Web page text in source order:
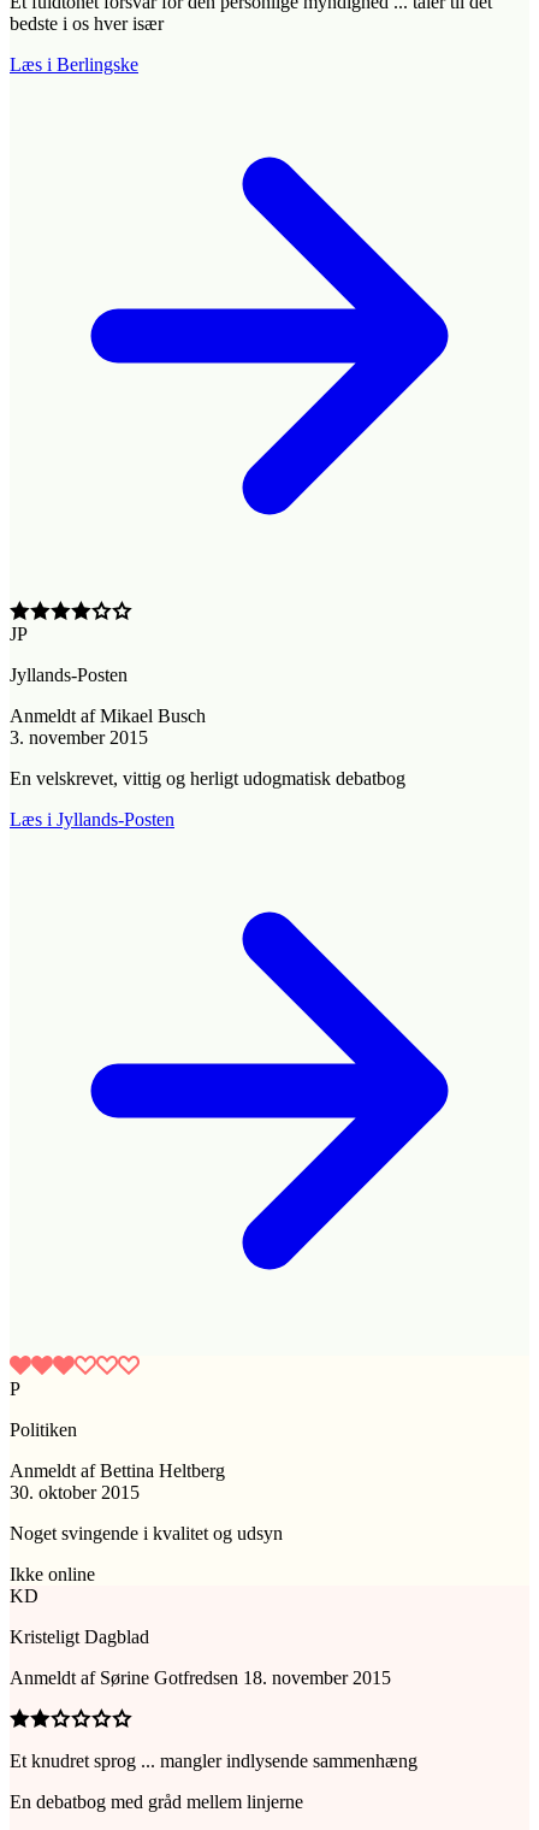
bedste i os hver især
Læs i Berlingske
JP
Jyllands-Posten
Anmeldt afMikael Busch
3. november 2015
En velskrevet, vittig og herligt udogmatisk debatbog
Læs i Jyllands-Posten
P
Politiken
Anmeldt afBettina Heltberg
30. oktober 2015
Noget svingende i kvalitet og udsyn
Ikke online
KD
Kristeligt Dagblad
Anmeldt af Sørine Gotfredsen 18. november 2015
Et knudret sprog ... mangler indlysende sammenhæng
En debatbog med gråd mellem linjerne